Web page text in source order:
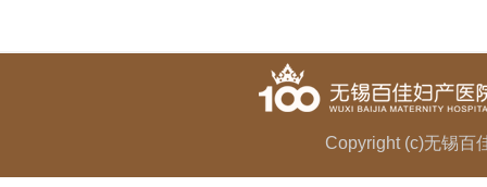
Copyright (c)无锡百